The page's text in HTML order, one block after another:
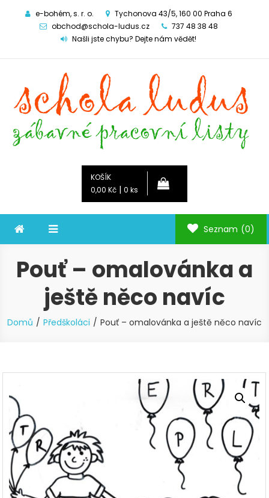
e-bohém, s. r. o.
Tychonova 43/5, 160 00 Praha 6
obchod@schola-ludus.cz
737 48 38 48
Našli jste chybu? Dejte nám vědět!
KOŠÍK
0,00 Kč | 0 ks
Seznam (0)
Pouť – omalovánka a
ještě něco navíc
Domů Předškoláci Pouť – omalovánka a ještě něco navíc